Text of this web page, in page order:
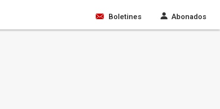
Boletines Abonados